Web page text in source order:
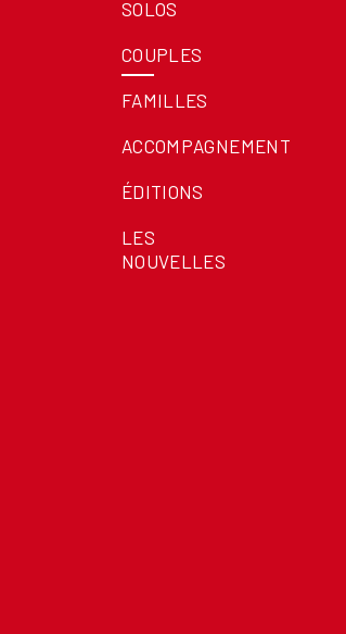
SOLOS
COUPLES
FAMILLES
ACCOMPAGNEMENT
ÉDITIONS
LES
NOUVELLES